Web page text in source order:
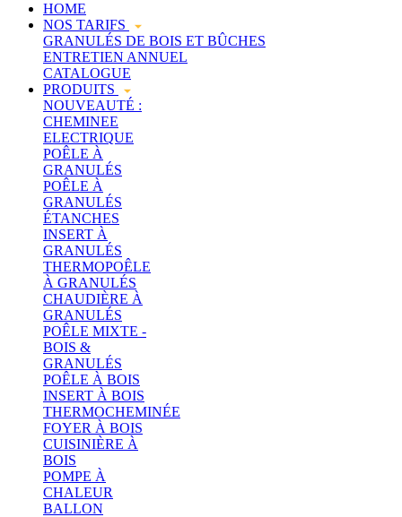
HOME
NOS TARIFS
GRANULÉS DE BOIS ET BÛCHES
ENTRETIEN ANNUEL
CATALOGUE
PRODUITS
NOUVEAUTÉ :
CHEMINEE
ELECTRIQUE
POÊLE À
GRANULÉS
POÊLE À
GRANULÉS
ÉTANCHES
INSERT À
GRANULÉS
THERMOPOÊLE
À GRANULÉS
CHAUDIÈRE À
GRANULÉS
POÊLE MIXTE -
BOIS &
GRANULÉS
POÊLE À BOIS
INSERT À BOIS
THERMOCHEMINÉE
FOYER À BOIS
CUISINIÈRE À
BOIS
POMPE À
CHALEUR
BALLON